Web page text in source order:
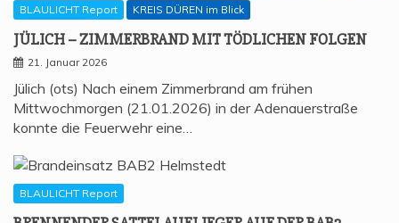
BLAULICHT Report KREIS DÜREN im Blick
JÜLICH – ZIM­MER­BRAND MIT TÖD­LI­CHEN FOLGEN
21. Januar 2026
Jülich (ots) Nach einem Zimmerbrand am frühen
Mittwochmorgen (21.01.2026) in der Adenauerstraße
konnte die Feuerwehr eine…
BLAULICHT Report